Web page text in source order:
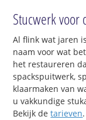
Stucwerk voor
Al flink wat jaren
naam voor wat
het restaureren
spackspuitwerk,
klaarmaken van
u vakkundige
Bekijk detarieven.